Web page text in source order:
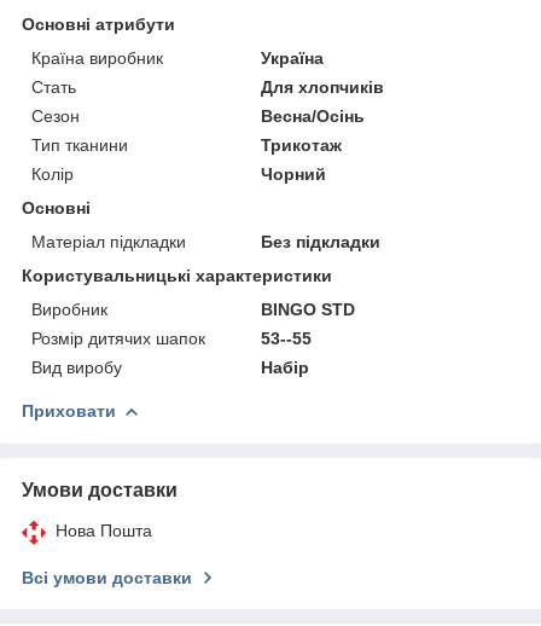
Основні атрибути
Країна виробник
Україна
Стать
Для хлопчиків
Сезон
Весна/Осінь
Тип тканини
Трикотаж
Колір
Чорний
Основні
Матеріал підкладки
Без підкладки
Користувальницькі характеристики
Виробник
BINGO STD
Розмір дитячих шапок
53--55
Вид виробу
Набір
Приховати
Умови доставки
Нова Пошта
Всі умови доставки